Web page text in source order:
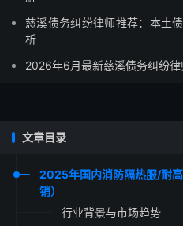
慈溪债务纠纷律师推荐：本土
析
2026年6月最新慈溪债务纠纷
文章目录
2025年国内消防隔热服/耐
销）
行业背景与市场趋势